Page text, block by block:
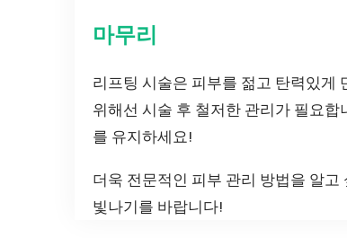
마무리
리프팅 시술은 피부를 젊고 탄력있게
위해선 시술 후 철저한 관리가 필요
를 유지하세요!
더욱 전문적인 피부 관리 방법을 알고
빛나기를 바랍니다!